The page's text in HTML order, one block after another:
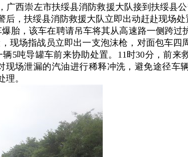
广西崇左市扶绥县消防救援大队接到扶绥县
，扶绥县消防救援大队立即出动赶赴现场处
，该车在聘请吊车将其从高速路一侧跨过
现场指战员立即出一支泡沫枪，对面包车四
5吨导罐车前来协助处置。11时30分，前来
场泄漏的汽油进行稀释冲洗，避免途径车
。